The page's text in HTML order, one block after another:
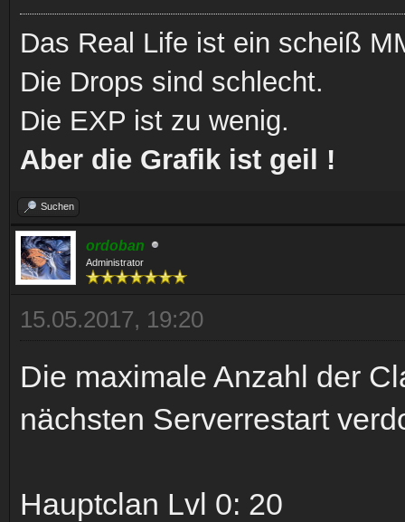
Das Real Life ist ein scheiß
Die Drops sind schlecht.
Die EXP ist zu wenig.
Aber die Grafik ist geil !
Suchen
ordoban
Administrator
15.05.2017, 19:20
Die maximale Anzahl der
nächsten Serverrestart
Hauptclan Lvl 0: 20